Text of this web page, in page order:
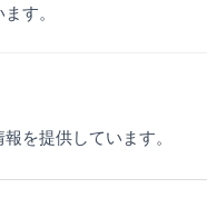
す。
を提供しています。